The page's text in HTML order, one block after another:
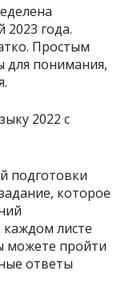
года.
Простым
для понимания,
подготовки
которое
каждом листе
можете пройти
ответы